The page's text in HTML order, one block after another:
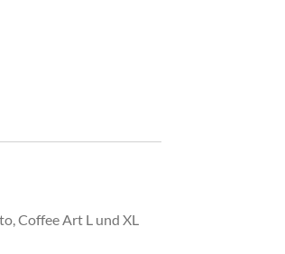
Coffee Art L und XL